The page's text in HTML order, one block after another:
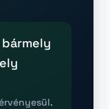
bármely